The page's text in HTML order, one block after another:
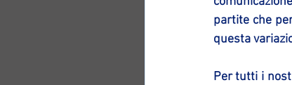
partite che
questa
Per tutti i